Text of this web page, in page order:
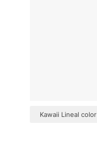
Kawaii Lineal color